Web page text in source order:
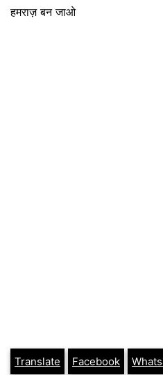
हमराज़ बन जाओ
Translate Facebook